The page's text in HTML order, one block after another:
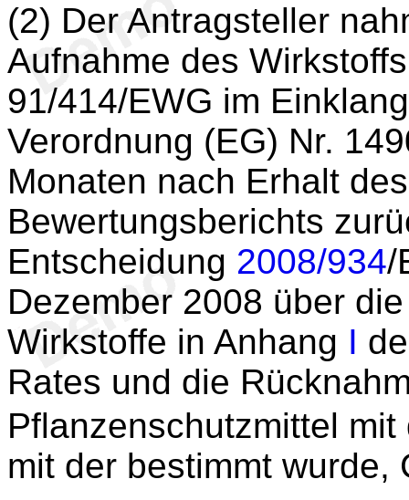
(2) Der Antragsteller
Aufnahme des
91/414/EWG im
Verordnung (EG) Nr.
Monaten nach Erhalt
Bewertungsberichts
Entscheidung 2008/934/
Dezember 2008 über
Wirkstoffe in Anhang I
Rates und die
Pflanzenschutzmittel
mit der bestimmt wurde,